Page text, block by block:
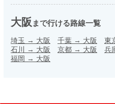
大阪 まで行ける路線一覧
埼玉 → 大阪 千葉 → 大阪 東
石川 → 大阪 京都 → 大阪 兵
福岡 → 大阪